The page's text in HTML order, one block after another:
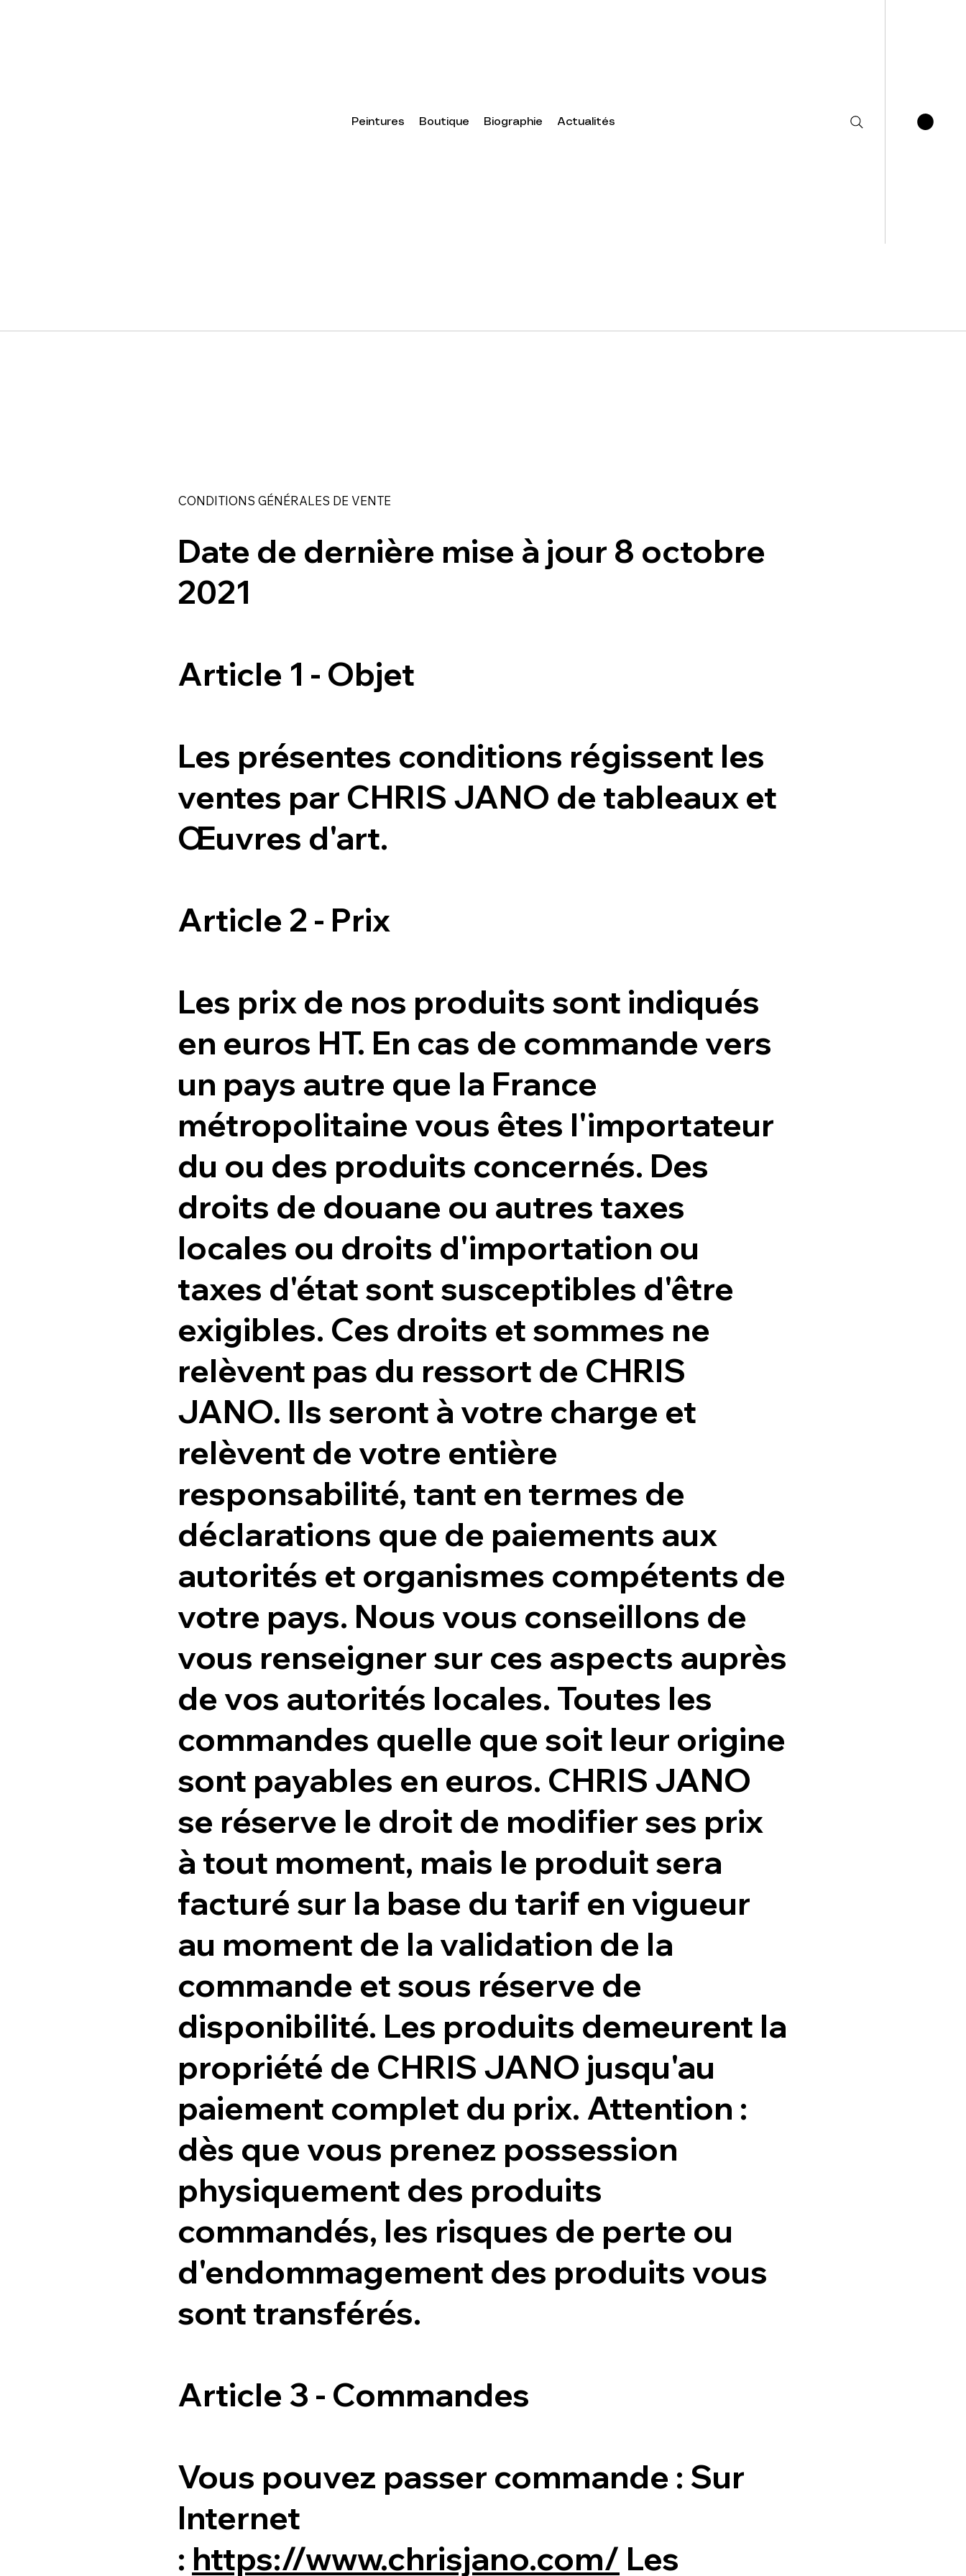
Peintures Boutique Biographie Actualités
CONDITIONS GÉNÉRALES DE VENTE
Date de dernière mise à jour 8 octobre
2021
Article 1 - Objet
Les présentes conditions régissent les
ventes par CHRIS JANO de tableaux et
Œuvres d'art.
Article 2 - Prix
Les prix de nos produits sont indiqués
en euros HT. En cas de commande vers
un pays autre que la France
métropolitaine vous êtes l'importateur
du ou des produits concernés. Des
droits de douane ou autres taxes
locales ou droits d'importation ou
taxes d'état sont susceptibles d'être
exigibles. Ces droits et sommes ne
relèvent pas du ressort de CHRIS
JANO. Ils seront à votre charge et
relèvent de votre entière
responsabilité, tant en termes de
déclarations que de paiements aux
autorités et organismes compétents de
votre pays. Nous vous conseillons de
vous renseigner sur ces aspects auprès
de vos autorités locales. Toutes les
commandes quelle que soit leur origine
sont payables en euros. CHRIS JANO
se réserve le droit de modifier ses prix
à tout moment, mais le produit sera
facturé sur la base du tarif en vigueur
au moment de la validation de la
commande et sous réserve de
disponibilité. Les produits demeurent la
propriété de CHRIS JANO jusqu'au
paiement complet du prix. Attention :
dès que vous prenez possession
physiquement des produits
commandés, les risques de perte ou
d'endommagement des produits vous
sont transférés.
Article 3 - Commandes
Vous pouvez passer commande : Sur
Internet
: https://www.chrisjano.com/ Les